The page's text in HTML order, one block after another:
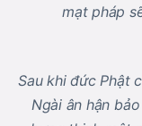
Sau khi đức Phật
Ngài ân hận